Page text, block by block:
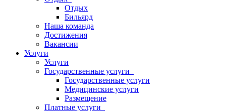
Отдых
Бильярд
Наша команда
Достижения
Вакансии
Услуги
Услуги
Государственные услуги
Государственные услуги
Медицинские услуги
Размещение
Платные услуги